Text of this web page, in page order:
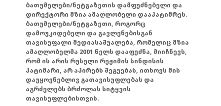
ბათუმელები/ნეტგაზეთის დამფუძნებელი და
დირექტორი მზია ამაღლობელი დააპატიმრეს.
ბათუმელები/ნეტგაზეთი, როგორც
დამოუკიდებელი და გავლენებისგან
თავისუფალი მედიასაშუალება, რომელიც მზია
ამაღლობელმა 2001 წელს დააფუძნა, მიიჩნევს,
რომ ის არის რუსული რეჟიმის სინდისის
პატიმარი, არ აპირებს შეგუებას, ითხოვს მის
დაუყოვნებლივ გათავისუფლებას და
აგრძელებს ბრძოლას სიტყვის
თავისუფლებისთვის.